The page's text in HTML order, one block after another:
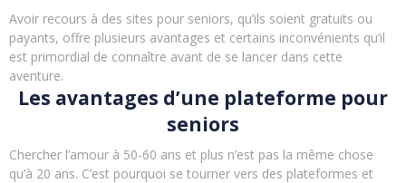
Avoir recours à des sites pour seniors, qu’ils soient gratuits ou
payants, offre plusieurs avantages et certains inconvénients qu’il
est primordial de connaître avant de se lancer dans cette
aventure.
Les avantages d’une plateforme pour
seniors
Chercher l’amour à 50-60 ans et plus n’est pas la même chose
qu’à 20 ans. C’est pourquoi se tourner vers des plateformes et